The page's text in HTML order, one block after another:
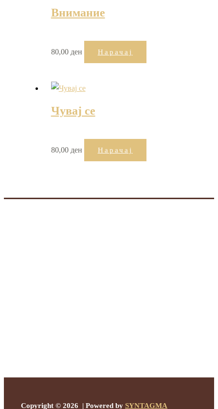
Внимание
80,00 ден Нарачај
Чувај се
80,00 ден Нарачај
Copyright © 2026 | Powered by SYNTAGMA